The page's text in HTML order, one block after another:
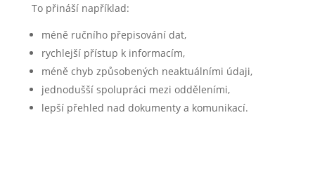
To přináší například:
méně ručního přepisování dat,
rychlejší přístup k informacím,
méně chyb způsobených neaktuálními údaji,
jednodušší spolupráci mezi odděleními,
lepší přehled nad dokumenty a komunikací.